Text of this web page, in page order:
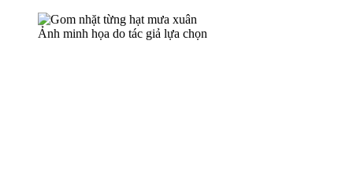
Ảnh minh họa do tác giả lựa chọn